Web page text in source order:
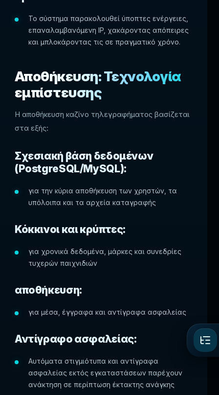
Το σύστημα παρακολουθεί ύποπτες ενέργειες,
επαναλαμβανόμενη IP, χακάροντας απόπειρες
και μπλοκάροντας τις σε πραγματικό χρόνο.
Αποθήκευση: Τεχνολογία
εμπίστευσης
Η αποθήκευση καζίνο τηλεγραφήματος βασίζεται
στα εξής:
Σχεσιακή βάση δεδομένων
(PostgreSQL/MySQL):
για την κύρια αποθήκευση των χρηστών, τα
υπόλοιπα και τα αρχεία καταγραφής
Κόκκινοι και κρύπτες:
για χρονικά δεδομένα, μάρκες και συνεδρίες
τυχερών παιχνιδιών
αποθήκευση:
για μέσα, έγγραφα και αντίγραφα ασφαλείας
Αντίγραφο ασφαλείας:
Αυτόματα στιγμιότυπα και αντίγραφα
ασφαλείας εκτός εγκαταστάσεων παρέχουν
ανάκτηση σε περίπτωση έκτακτης ανάγκης